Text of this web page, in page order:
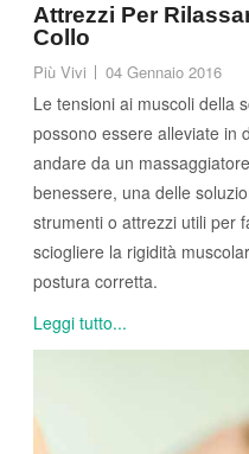
Attrezzi Per
Collo
Più Vivi 04 Gennaio 2016
Le tensioni ai muscoli della
possono essere alleviate in
andare da un
benessere, una delle
strumenti o attrezzi utili per
sciogliere la rigidità
postura corretta.
Leggi tutto...